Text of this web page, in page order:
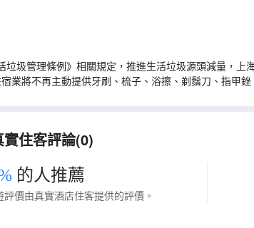
垃圾管理條例》相關規定，推進生活垃圾源頭減量，
業將不再主動提供牙刷、梳子、浴擦、剃鬚刀、指甲
住客評論(0)
的人推薦
評價由真實酒店住客提供的評價。